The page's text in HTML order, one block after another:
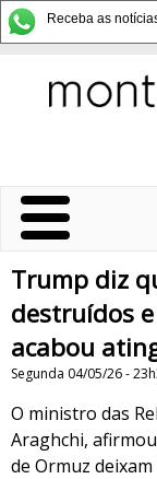
Receba as
Trump diz
destruídos
acabou
Segunda 04/05/26 -
O ministro das
Araghchi,
de Ormuz